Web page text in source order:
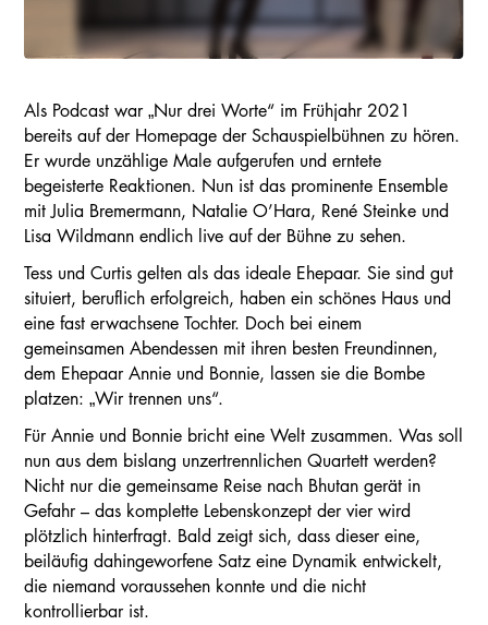
Als Podcast war „Nur drei Worte“ im Frühjahr 2021
bereits auf der Homepage der Schauspielbühnen zu hören.
Er wurde unzählige Male aufgerufen und erntete
begeisterte Reaktionen. Nun ist das prominente Ensemble
mit Julia Bremermann, Natalie O’Hara, René Steinke und
Lisa Wildmann endlich live auf der Bühne zu sehen.
Tess und Curtis gelten als das ideale Ehepaar. Sie sind gut
situiert, beruflich erfolgreich, haben ein schönes Haus und
eine fast erwachsene Tochter. Doch bei einem
gemeinsamen Abendessen mit ihren besten Freundinnen,
dem Ehepaar Annie und Bonnie, lassen sie die Bombe
platzen: „Wir trennen uns“.
Für Annie und Bonnie bricht eine Welt zusammen. Was soll
nun aus dem bislang unzertrennlichen Quartett werden?
Nicht nur die gemeinsame Reise nach Bhutan gerät in
Gefahr – das komplette Lebenskonzept der vier wird
plötzlich hinterfragt. Bald zeigt sich, dass dieser eine,
beiläufig dahingeworfene Satz eine Dynamik entwickelt,
die niemand voraussehen konnte und die nicht
kontrollierbar ist.